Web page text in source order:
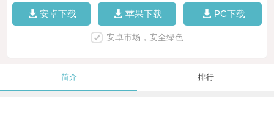
安卓下载 苹果下载 PC下载
安卓市场，安全绿色
简介 排行